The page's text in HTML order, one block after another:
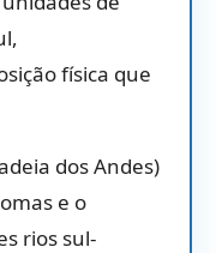
física que
dos Andes)
e o
rios sul-